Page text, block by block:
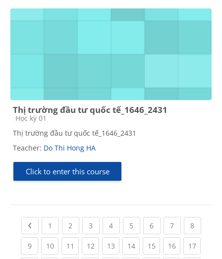
Thị trường đầu tư quốc tế_1646_2431
Course category
Học kỳ 01
Thị trường đầu tư quốc tế_1646_2431
Teacher: Do Thi Hong HA
Click to enter this course
Previous page
1 (current)
2 (current)
3 (current)
4(current)
5 (current)
6(current)
7(current)
8(current)
9(current)
10(current)
11 (current)
12(current)
13(current)
14(current)
15(current)
16(current)
17